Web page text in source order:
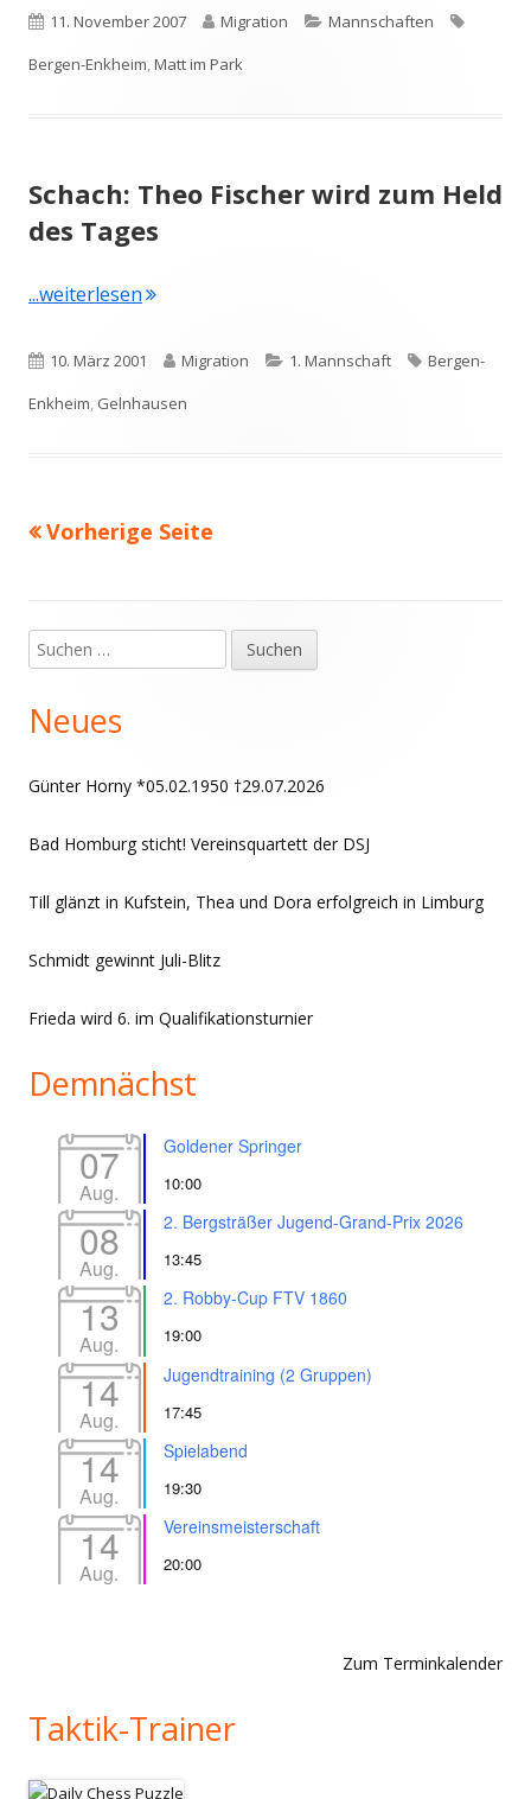
Veröffentlicht
am
11. November 2007 Autor
Migration Kategorien
Mannschaften
Bergen-Enkheim,Matt im Park
Schach: Theo Fischer wird zum Held
des Tages
...weiterlesen"Schach: Theo Fischer wird zum Held des
Veröffentlicht
am
10. März 2001 Autor
Migration Kategorien
1. Mannschaft Schlagwörter
Bergen-
Enkheim, Gelnhausen
Seitennummerierung
Beiträge
Vorherige Seite
Haupt-
Seitenleiste
Suchen
nach:
Neues
Günter Horny *05.02.1950 †29.07.2026
Bad Homburg sticht! Vereinsquartett der DSJ
Till glänzt in Kufstein, Thea und Dora erfolgreich in Limburg
Schmidt gewinnt Juli-Blitz
Frieda wird 6. im Qualifikationsturnier
Demnächst
07
Aug.
Goldener Springer
10:00
08
Aug.
2. Bergsträßer Jugend-Grand-Prix 2026
13:45
13
Aug.
2. Robby-Cup FTV 1860
19:00
14
Aug.
Jugendtraining (2 Gruppen)
17:45
14
Aug.
Spielabend
19:30
14
Aug.
Vereinsmeisterschaft
20:00
Zum Terminkalender
Taktik-Trainer